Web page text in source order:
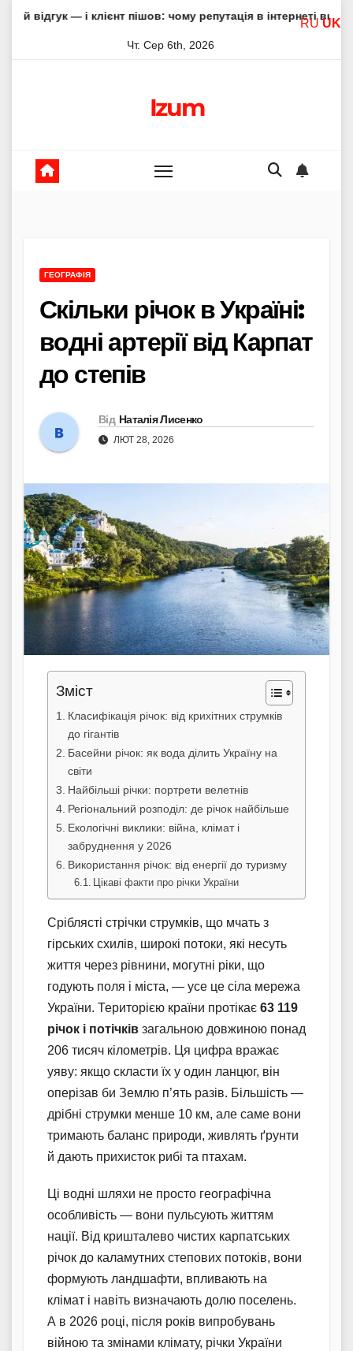
клієнт пішов: чому репутація в інтернеті вирішує все
Чт. Сер 6th, 2026
Izum
ГЕОГРАФІЯ
Скільки річок в Україні:
водні артерії від Карпат
до степів
Від Наталія Лисенко
ЛЮТ 28, 2026
Зміст
Класифікація річок: від крихітних струмків
до гігантів
Басейни річок: як вода ділить Україну на
світи
Найбільші річки: портрети велетнів
Регіональний розподіл: де річок найбільше
Екологічні виклики: війна, клімат і
забруднення у 2026
Використання річок: від енергії до туризму
Цікаві факти про річки України
Сріблясті стрічки струмків, що мчать з
гірських схилів, широкі потоки, які несуть
життя через рівнини, могутні ріки, що
годують поля і міста, — усе це сіла мережа
України. Територією країни протікає 63 119
річок і потічків загальною довжиною понад
206 тисяч кілометрів. Ця цифра вражає
уяву: якщо скласти їх у один ланцюг, він
оперізав би Землю п’ять разів. Більшість —
дрібні струмки менше 10 км, але саме вони
тримають баланс природи, живлять ґрунти
й дають прихисток рибі та птахам.
Ці водні шляхи не просто географічна
особливість — вони пульсують життям
нації. Від кришталево чистих карпатських
річок до каламутних степових потоків, вони
формують ландшафти, впливають на
клімат і навіть визначають долю поселень.
А в 2026 році, після років випробувань
війною та змінами клімату, річки України
RU UK